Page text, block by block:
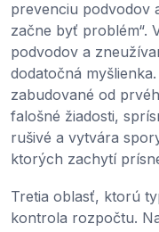
prevenciu podvodov
začne byť problém“.
podvodov a
dodatočná
zabudované od
falošné žiadosti,
rušivé a vytvára
ktorých zachytí
Tretia oblasť, ktorú
kontrola rozpočtu.